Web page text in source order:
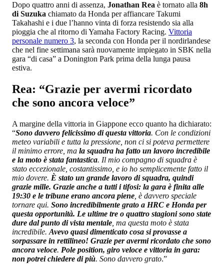
Dopo quattro anni di assenza, Jonathan Rea è tornato alla 8h
di Suzuka chiamato da Honda per affiancare Takumi
Takahashi e i due l’hanno vinta di forza resistendo sia alla
pioggia che al ritorno di Yamaha Factory Racing. Vittoria
personale numero 3, la seconda con Honda per il nordirlandese
che nel fine settimana sarà nuovamente impiegato in SBK nella
gara “di casa” a Donington Park prima della lunga pausa
estiva.
Rea: “Grazie per avermi ricordato
che sono ancora veloce”
A margine della vittoria in Giappone ecco quanto ha dichiarato:
“Sono davvero felicissimo di questa vittoria. Con le condizioni
meteo variabili e tutta la pressione, non ci si poteva permettere
il minimo errore, ma la squadra ha fatto un lavoro incredibile
e la moto è stata fantastica. Il mio compagno di squadra è
stato eccezionale, costantissimo, e io ho semplicemente fatto il
mio dovere. È stato un grande lavoro di squadra, quindi
grazie mille. Grazie anche a tutti i tifosi: la gara è finita alle
19:30 e le tribune erano ancora piene , è davvero speciale
tornare qui. Sono incredibilmente grato a HRC e Honda per
questa opportunità. Le ultime tre o quattro stagioni sono state
dure dal punto di vista mentale , ma questa moto è stata
incredibile. Avevo quasi dimenticato cosa si provasse a
sorpassare in rettilineo! Grazie per avermi ricordato che sono
ancora veloce. Pole position, giro veloce e vittoria in gara:
non potrei chiedere di più. Sono davvero grato.”